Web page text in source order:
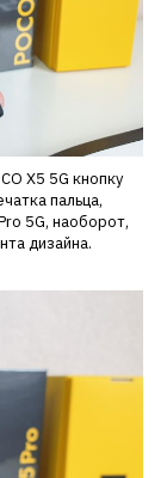
X5 5G кнопку
пальца,
5G, наоборот,
дизайна.